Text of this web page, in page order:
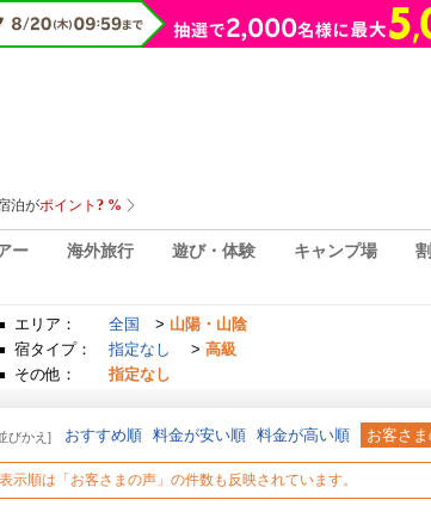
ー 海外旅行 遊び・体験 キャンプ場
エリア： 全国 > 山陽・山陰
宿タイプ：
指定なし > 高級
その他：
指定なし
びかえ] おすすめ順 料金が安い順 料金が高い順 お客さ
表示順は「お客さまの声」の件数も反映されています。